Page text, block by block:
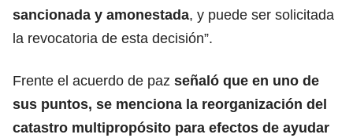
sancionada y amonestada, y puede ser solicitada
la revocatoria de esta decisión”.
Frente el acuerdo de paz señaló que en uno de
sus puntos, se menciona la reorganización del
catastro multipropósito para efectos de ayudar